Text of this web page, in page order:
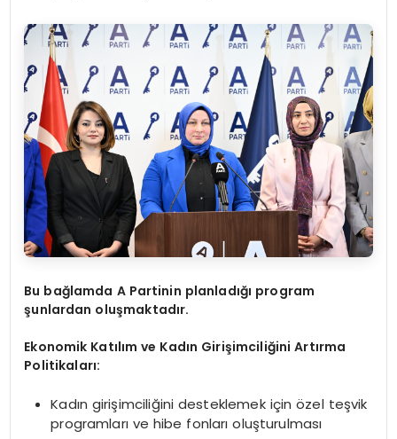
Bu bağlamda A Partinin planladığı program
şunlardan oluşmaktadır.
Ekonomik Katılım ve Kadın Girişimciliğini Artırma
Politikaları:
Kadın girişimciliğini desteklemek için özel teşvik
programları ve hibe fonları oluşturulması